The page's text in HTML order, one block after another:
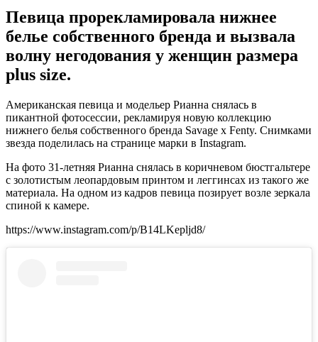
Певица прорекламировала нижнее
белье собственного бренда и вызвала
волну негодования у женщин размера
plus size.
Американская певица и модельер Рианна снялась в
пикантной фотосессии, рекламируя новую коллекцию
нижнего белья собственного бренда Savage x Fenty. Снимками
звезда поделилась на странице марки в Instagram.
На фото 31-летняя Рианна снялась в коричневом бюстгальтере
с золотистым леопардовым принтом и леггинсах из такого же
материала. На одном из кадров певица позирует возле зеркала
спиной к камере.
https://www.instagram.com/p/B14LKepljd8/